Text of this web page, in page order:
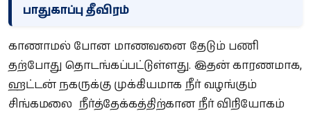
பாதுகாப்பு தீவிரம்
காணாமல் போன மாணவனை தேடும் பணி
தற்போது தொடங்கப்பட்டுள்ளது. இதன் காரணமாக,
ஹட்டன் நகருக்கு முக்கியமாக நீர் வழங்கும்
சிங்கமலை நீர்த்தேக்கத்திற்கான நீர் விநியோகம்